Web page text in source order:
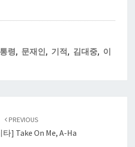
령, 문재인, 기적, 김대중, 이
PREVIOUS
] Take On Me, A-Ha